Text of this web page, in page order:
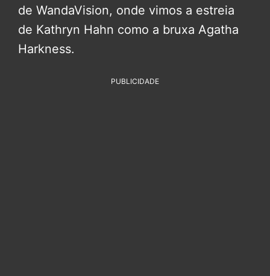
de WandaVision, onde vimos a estreia
de Kathryn Hahn como a bruxa Agatha
Harkness.
PUBLICIDADE